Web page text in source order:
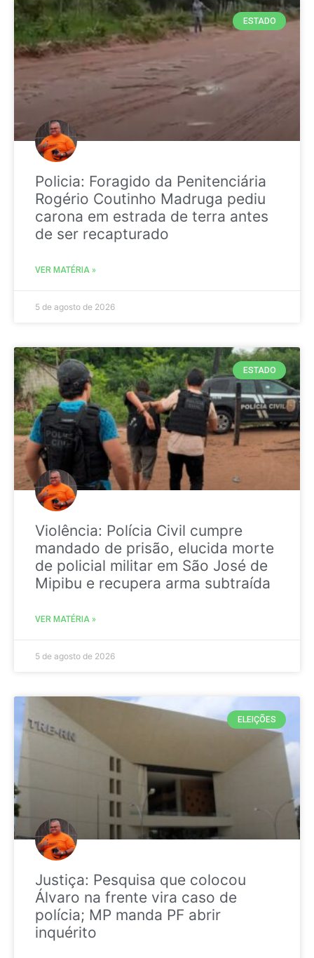
ESTADO
Policia: Foragido da Penitenciária
Rogério Coutinho Madruga pediu
carona em estrada de terra antes
de ser recapturado
VER MATÉRIA »
5 de agosto de 2026
ESTADO
Violência: Polícia Civil cumpre
mandado de prisão, elucida morte
de policial militar em São José de
Mipibu e recupera arma subtraída
VER MATÉRIA »
5 de agosto de 2026
ELEIÇÕES
Justiça: Pesquisa que colocou
Álvaro na frente vira caso de
polícia; MP manda PF abrir
inquérito